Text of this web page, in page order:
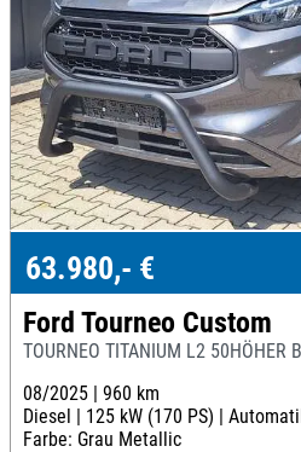
63.980,- €
Ford Tourneo Custom
TOURNEO TITANIUM L2 50HÖHER
08/2025 | 960 km
Diesel | 125 kW (170 PS) |
Farbe: Grau Metallic